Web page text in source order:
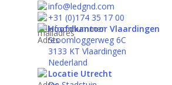
info@ledgnd.com
+31 (0)174 35 17 00
Hoofdkantoor Vlaardingen
Stoomloggerweg 6C
3133 KT Vlaardingen
Nederland
Locatie Utrecht